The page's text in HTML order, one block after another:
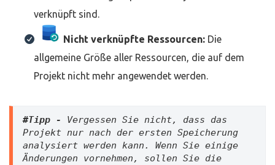
verknüpft sind.
Nicht verknüpfte Ressourcen: Die
allgemeine Größe aller Ressourcen, die auf dem
Projekt nicht mehr angewendet werden.
#Tipp -
Vergessen Sie nicht, dass das
Projekt nur nach der ersten Speicherung
analysiert werden kann. Wenn Sie einige
Änderungen vornehmen, sollen Sie die